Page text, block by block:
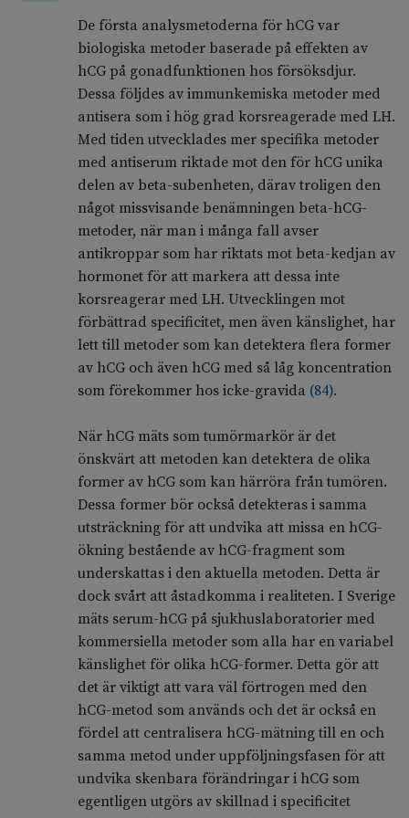
De första analysmetoderna för hCG var
biologiska metoder baserade på effekten av
hCG på gonadfunktionen hos försöksdjur.
Dessa följdes av immunkemiska metoder med
antisera som i hög grad korsreagerade med LH.
Med tiden utvecklades mer specifika metoder
med antiserum riktade mot den för hCG unika
delen av beta-subenheten, därav troligen den
något missvisande benämningen beta-hCG-
metoder, när man i många fall avser
antikroppar som har riktats mot beta-kedjan av
hormonet för att markera att dessa inte
korsreagerar med LH. Utvecklingen mot
förbättrad specificitet, men även känslighet, har
lett till metoder som kan detektera flera former
av hCG och även hCG med så låg koncentration
som förekommer hos icke-gravida (84).
När hCG mäts som tumörmarkör är det
önskvärt att metoden kan detektera de olika
former av hCG som kan härröra från tumören.
Dessa former bör också detekteras i samma
utsträckning för att undvika att missa en hCG-
ökning bestående av hCG-fragment som
underskattas i den aktuella metoden. Detta är
dock svårt att åstadkomma i realiteten. I Sverige
mäts serum-hCG på sjukhuslaboratorier med
kommersiella metoder som alla har en variabel
känslighet för olika hCG-former. Detta gör att
det är viktigt att vara väl förtrogen med den
hCG-metod som används och det är också en
fördel att centralisera hCG-mätning till en och
samma metod under uppföljningsfasen för att
undvika skenbara förändringar i hCG som
egentligen utgörs av skillnad i specificitet